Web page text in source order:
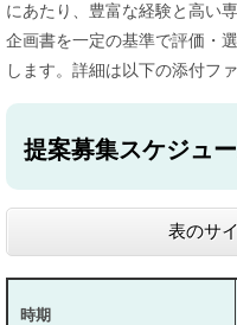
にあたり、豊富な経験と高い
企画書を一定の基準で評価・
します。詳細は以下の添付フ
提案募集スケジュ
表のサ
時期